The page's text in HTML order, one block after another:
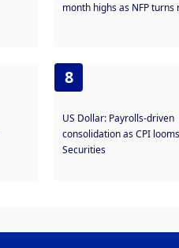
month highs as NFP turns
8
US Dollar: Payrolls-driven
consolidation as CPI
Securities